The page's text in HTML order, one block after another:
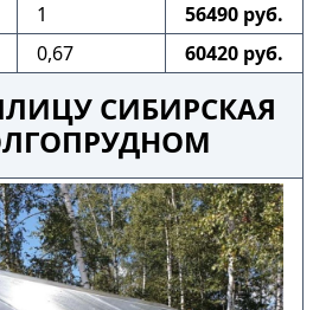
1
56490 руб.
0,67 60420 руб.
СИБИРСКАЯ